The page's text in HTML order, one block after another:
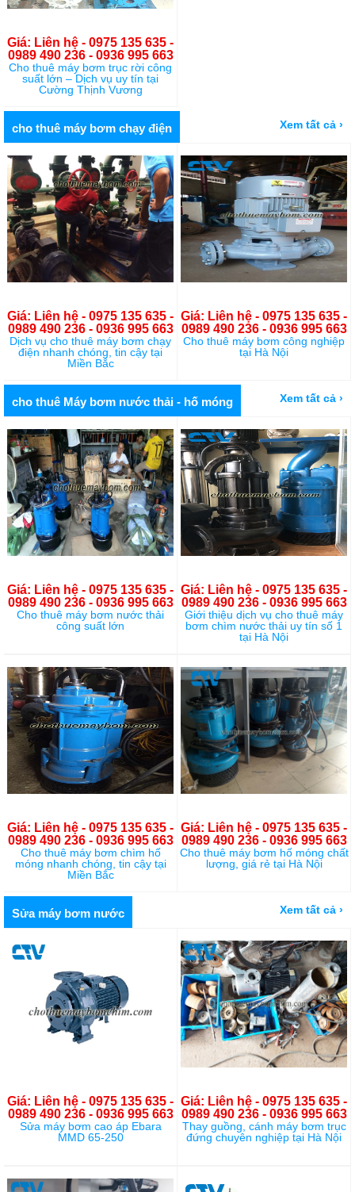
Giá: Liên hệ - 0975 135 635 -
0989 490 236 - 0936 995 663
Cho thuê máy bơm trục rời công
suất lớn – Dịch vụ uy tín tại
Cường Thịnh Vương
cho thuê máy bơm chạy điện Xem tất cả ›
Giá: Liên hệ - 0975 135 635 -
0989 490 236 - 0936 995 663
Dịch vụ cho thuê máy bơm chạy
điện nhanh chóng, tin cậy tại
Miền Bắc
Giá: Liên hệ - 0975 135 635 -
0989 490 236 - 0936 995 663
Cho thuê máy bơm công nghiệp
tại Hà Nội
cho thuê Máy bơm nước thải - hố móng Xem tất cả ›
Giá: Liên hệ - 0975 135 635 -
0989 490 236 - 0936 995 663
Cho thuê máy bơm nước thải
công suất lớn
Giá: Liên hệ - 0975 135 635 -
0989 490 236 - 0936 995 663
Giới thiệu dịch vụ cho thuê máy
bơm chìm nước thải uy tín số 1
tại Hà Nội
Giá: Liên hệ - 0975 135 635 -
0989 490 236 - 0936 995 663
Cho thuê máy bơm chìm hố
móng nhanh chóng, tin cậy tại
Miền Bắc
Giá: Liên hệ - 0975 135 635 -
0989 490 236 - 0936 995 663
Cho thuê máy bơm hố móng chất
lượng, giá rẻ tại Hà Nội
Sửa máy bơm nước Xem tất cả ›
Giá: Liên hệ - 0975 135 635 -
0989 490 236 - 0936 995 663
Sửa máy bơm cao áp Ebara
MMD 65-250
Giá: Liên hệ - 0975 135 635 -
0989 490 236 - 0936 995 663
Thay guồng, cánh máy bơm trục
đứng chuyên nghiệp tại Hà Nội